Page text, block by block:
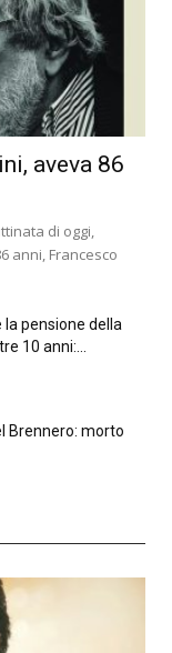
aveva 86
di oggi,
anni, Francesco
pensione della
10 anni:...
Brennero: morto